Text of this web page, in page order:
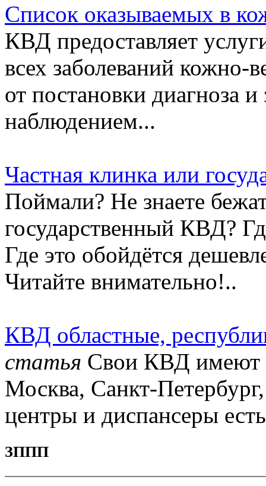
Список оказываемых в
КВД предоставляет
всех заболеваний кожно-
от постановки диагноза
наблюдением...
Частная клинка или
Поймали? Не знаете
государственный КВД?
Где это обойдётся
Читайте внимательно!..
КВД областные,
статья Свои КВД имеют
Москва, Санкт-
центры и диспансеры
ЗППП